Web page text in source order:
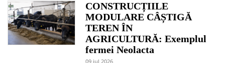
CONSTRUCȚIILE
MODULARE CÂȘTIGĂ
TEREN ÎN
AGRICULTURĂ: Exemplul
fermei Neolacta
09 jul 2026